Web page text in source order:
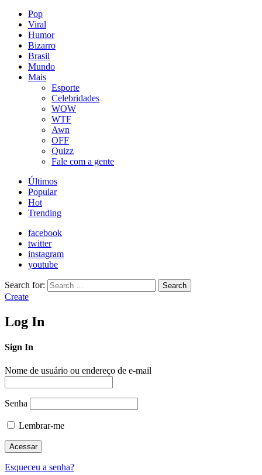
Pop
Viral
Humor
Bizarro
Brasil
Mundo
Mais
Esporte
Celebridades
WOW
WTF
Awn
OFF
Quizz
Fale com a gente
Últimos
Popular
Hot
Trending
facebook
twitter
instagram
youtube
Search for: Search
Create
Log In
Sign In
Nome de usuário ou endereço de e-mail
Senha
Lembrar-me
Esqueceu a senha?